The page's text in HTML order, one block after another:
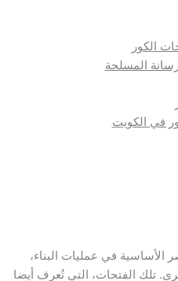
في عمليات البناء،
الفتحات، التي تُعرف أيضا